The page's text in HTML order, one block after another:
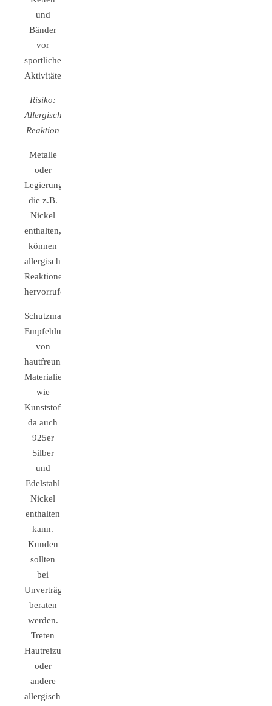
und
Bänder
vor
sportlichen
Aktivitäten.
Risiko:
Allergische
Reaktion
Metalle
oder
Legierungen,
die z.B.
Nickel
enthalten,
können
allergische
Reaktionen
hervorrufen.
Schutzmaßnahmen:
Empfehlung
von
hautfreundlichen
Materialien
wie
Kunststoffsteckern,
da auch
925er
Silber
und
Edelstahl
Nickel
enthalten
kann.
Kunden
sollten
bei
Unverträglichkeiten
beraten
werden.
Treten
Hautreizungen
oder
andere
allergische